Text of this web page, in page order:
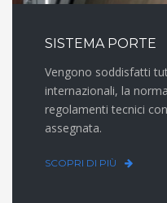
SISTEMA PORTE
Vengono soddisfatti
internazionali, la
regolamenti tecnici
assegnata.
SCOPRI DI PIÙ